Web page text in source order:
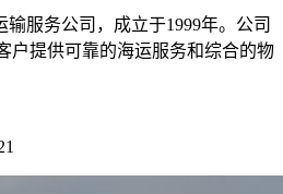
服务公司，成立于1999年。公司
户提供可靠的海运服务和综合的物